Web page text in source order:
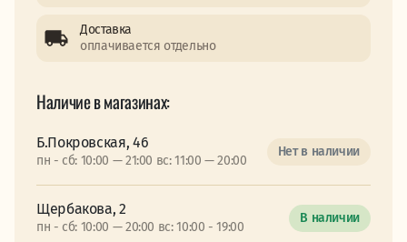
Доставка
оплачивается отдельно
Наличие в магазинах:
Б.Покровская, 46
пн - сб: 10:00 — 21:00 вс: 11:00 — 20:00
Нет в наличии
Щербакова, 2
пн - сб: 10:00 — 20:00 вс: 10:00 - 19:00
В наличии